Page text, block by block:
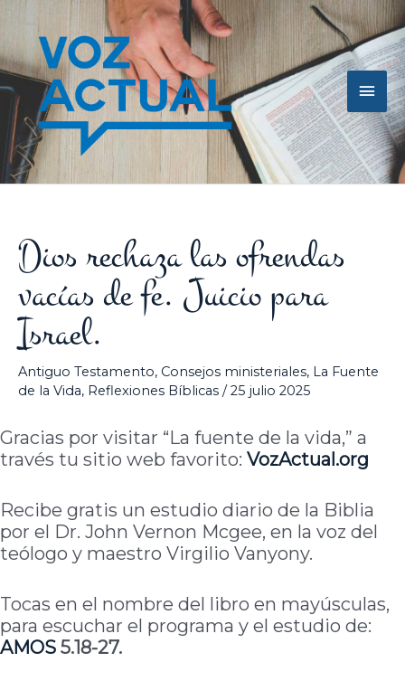
contenido
Dios rechaza las ofrendas
vacías de fe. Juicio para
Israel.
Antiguo Testamento, Consejos ministeriales, La Fuente
de la Vida, Reflexiones Bíblicas /25 julio 2025
Gracias por visitar “La fuente de la vida,” a
través tu sitio web favorito: VozActual.org
Recibe gratis un estudio diario de la Biblia
por el Dr. John Vernon Mcgee, en la voz del
teólogo y maestro Virgilio Vanyony.
Tocas en el nombre del libro en mayúsculas,
para escuchar el programa y el estudio de:
AMOS 5.18-27.